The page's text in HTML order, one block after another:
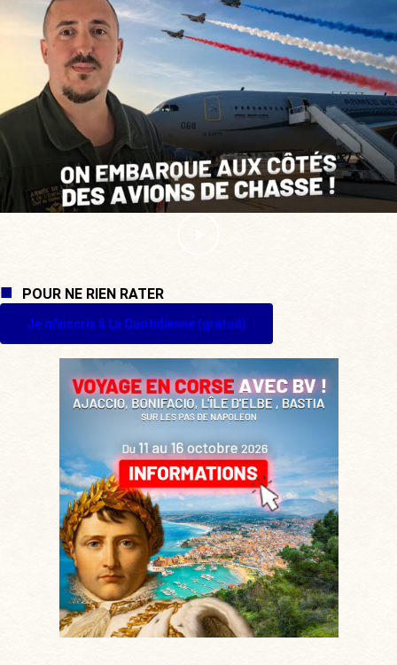
POUR NE RIEN RATER
Je m'inscris à La Quotidienne (gratuit)